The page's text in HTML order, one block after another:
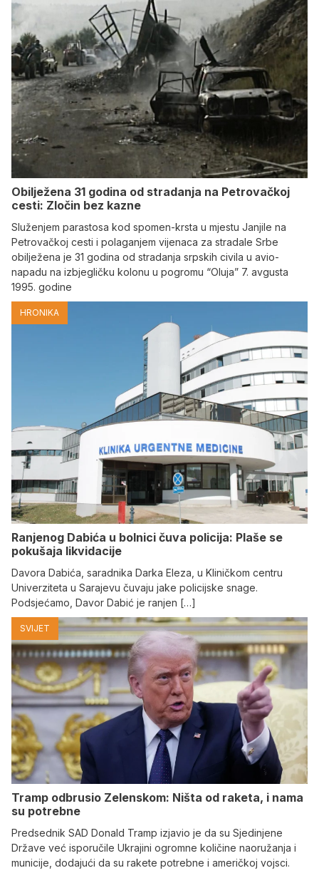
Obilježena 31 godina od stradanja na Petrovačkoj
cesti: Zločin bez kazne
Služenjem parastosa kod spomen-krsta u mjestu Janjile na
Petrovačkoj cesti i polaganjem vijenaca za stradale Srbe
obilježena je 31 godina od stradanja srpskih civila u avio-
napadu na izbjegličku kolonu u pogromu “Oluja” 7. avgusta
1995. godine
HRONIKA
Ranjenog Dabića u bolnici čuva policija: Plaše se
pokušaja likvidacije
Davora Dabića, saradnika Darka Eleza, u Kliničkom centru
Univerziteta u Sarajevu čuvaju jake policijske snage.
Podsjećamo, Davor Dabić je ranjen […]
SVIJET
Tramp odbrusio Zelenskom: Ništa od raketa, i nama
su potrebne
Predsednik SAD Donald Tramp izjavio je da su Sjedinjene
Države već isporučile Ukrajini ogromne količine naoružanja i
municije, dodajući da su rakete potrebne i američkoj vojsci.